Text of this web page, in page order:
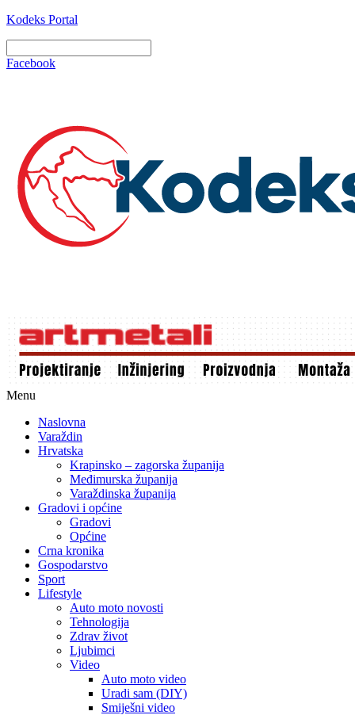
Kodeks Portal
Facebook
Menu
Naslovna
Varaždin
Hrvatska
Krapinsko – zagorska županija
Međimurska županija
Varaždinska županija
Gradovi i općine
Gradovi
Općine
Crna kronika
Gospodarstvo
Sport
Lifestyle
Auto moto novosti
Tehnologija
Zdrav život
Ljubimci
Video
Auto moto video
Uradi sam (DIY)
Smiješni video